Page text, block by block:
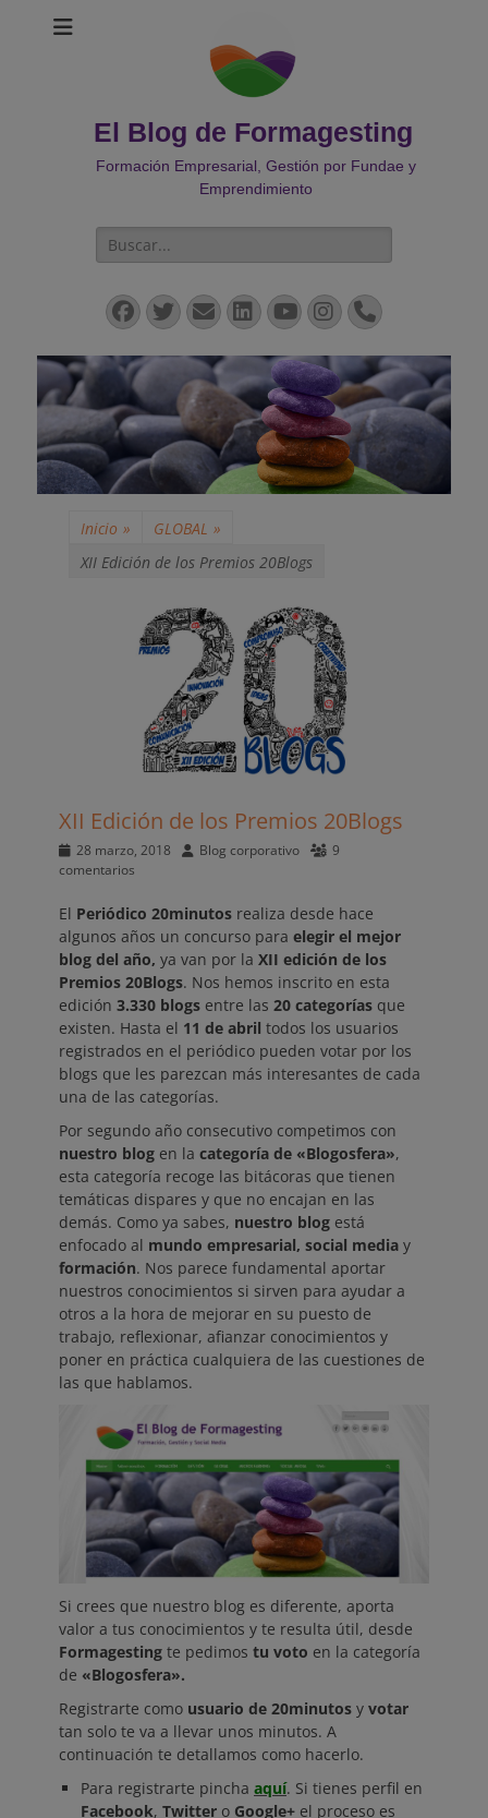
El Blog de Formagesting
Formación Empresarial, Gestión por Fundae y
Emprendimiento
Buscar:
Facebook
Twitter
Correo
electrónico
LinkedIn
YouTube
Instagram
Teléfono
Inicio » GLOBAL »
XII Edición de los Premios 20Blogs
XII Edición de los Premios 20Blogs
Publicado
el
28 marzo, 2018 AutorBlog corporativo
9
comentarios
El Periódico 20minutos realiza desde hace
algunos años un concurso para elegir el mejor
blog del año, ya van por la XII edición de los
Premios 20Blogs. Nos hemos inscrito en esta
edición 3.330 blogs entre las 20 categorías que
existen. Hasta el 11 de abril todos los usuarios
registrados en el periódico pueden votar por los
blogs que les parezcan más interesantes de cada
una de las categorías.
Por segundo año consecutivo competimos con
nuestro blog en la categoría de «Blogosfera»,
esta categoría recoge las bitácoras que tienen
temáticas dispares y que no encajan en las
demás. Como ya sabes, nuestro blog está
enfocado al mundo empresarial, social media y
formación. Nos parece fundamental aportar
nuestros conocimientos si sirven para ayudar a
otros a la hora de mejorar en su puesto de
trabajo, reflexionar, afianzar conocimientos y
poner en práctica cualquiera de las cuestiones de
las que hablamos.
Si crees que nuestro blog es diferente, aporta
valor a tus conocimientos y te resulta útil, desde
Formagesting te pedimos tu voto en la categoría
de «Blogosfera».
Registrarte como usuario de 20minutos y votar
tan solo te va a llevar unos minutos. A
continuación te detallamos como hacerlo.
Para registrarte pincha aquí. Si tienes perfil en
Facebook, Twitter o Google+ el proceso es